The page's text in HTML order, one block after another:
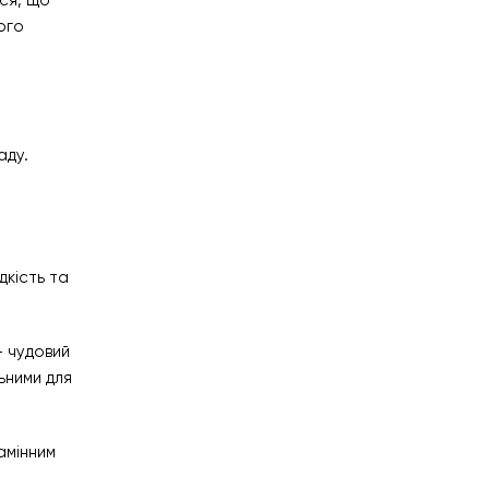
та
чудовий
для